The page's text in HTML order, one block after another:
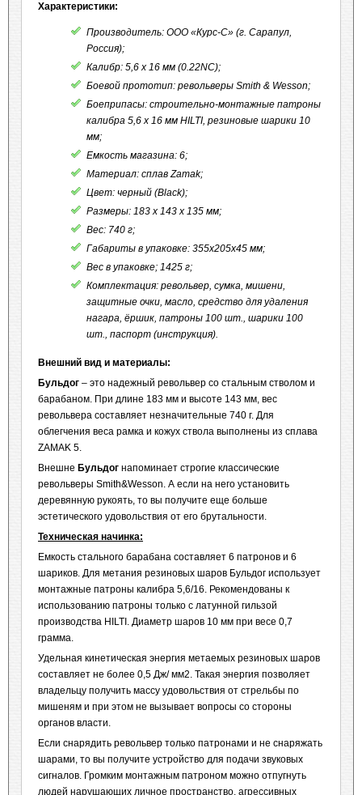
Характеристики:
Производитель: ООО «Курс-С» (г. Сарапул,
Россия);
Калибр: 5,6 x 16 мм (0.22NC);
Боевой прототип: револьверы Smith & Wesson;
Боеприпасы: строительно-монтажные патроны
калибра 5,6 x 16 мм HILTI, резиновые шарики 10
мм;
Емкость магазина: 6;
Материал: сплав Zamak;
Цвет: черный (Black);
Размеры: 183 х 143 х 135 мм;
Вес: 740 г;
Габариты в упаковке: 355x205x45 мм;
Вес в упаковке; 1425 г;
Комплектация: револьвер, сумка, мишени,
защитные очки, масло, средство для удаления
нагара, ёршик, патроны 100 шт., шарики 100
шт., паспорт (инструкция).
Внешний вид и материалы:
Бульдог – это надежный револьвер со стальным стволом и
барабаном. При длине 183 мм и высоте 143 мм, вес
револьвера составляет незначительные 740 г. Для
облегчения веса рамка и кожух ствола выполнены из сплава
ZAMAK 5.
Внешне Бульдог напоминает строгие классические
револьверы Smith&Wesson. А если на него установить
деревянную рукоять, то вы получите еще больше
эстетического удовольствия от его брутальности.
Техническая начинка:
Емкость стального барабана составляет 6 патронов и 6
шариков. Для метания резиновых шаров Бульдог использует
монтажные патроны калибра 5,6/16. Рекомендованы к
использованию патроны только с латунной гильзой
производства HILTI. Диаметр шаров 10 мм при весе 0,7
грамма.
Удельная кинетическая энергия метаемых резиновых шаров
составляет не более 0,5 Дж/ мм2. Такая энергия позволяет
владельцу получить массу удовольствия от стрельбы по
мишеням и при этом не вызывает вопросы со стороны
органов власти.
Если снарядить револьвер только патронами и не снаряжать
шарами, то вы получите устройство для подачи звуковых
сигналов. Громким монтажным патроном можно отпугнуть
людей нарушающих личное пространство, агрессивных